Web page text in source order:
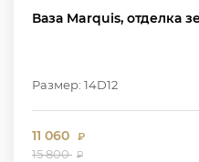
Ваза Marquis, отделка
Размер: 14D12
11 060 ₽
15 800 ₽